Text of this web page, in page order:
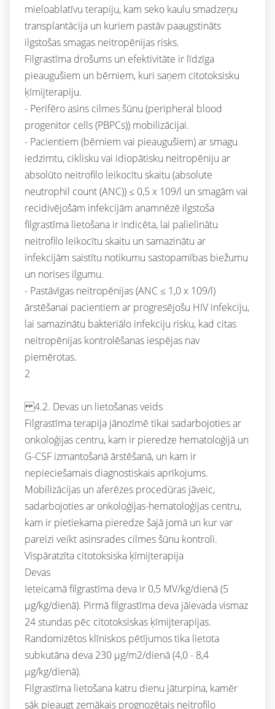
mieloablatīvu terapiju, kam seko kaulu smadzeņu
transplantācija un kuriem pastāv paaugstināts
ilgstošas smagas neitropēnijas risks.
Filgrastīma drošums un efektivitāte ir līdzīga
pieaugušiem un bērniem, kuri saņem citotoksisku
ķīmijterapiju.
- Perifēro asins cilmes šūnu (peripheral blood
progenitor cells (PBPCs)) mobilizācijai.
- Pacientiem (bērniem vai pieaugušiem) ar smagu
iedzimtu, ciklisku vai idiopātisku neitropēniju ar
absolūto neitrofilo leikocītu skaitu (absolute
neutrophil count (ANC)) ≤ 0,5 x 109/l un smagām vai
recidivējošām infekcijām anamnēzē ilgstoša
filgrastīma lietošana ir indicēta, lai palielinātu
neitrofilo leikocītu skaitu un samazinātu ar
infekcijām saistītu notikumu sastopamības biežumu
un norises ilgumu.
- Pastāvīgas neitropēnijas (ANC ≤ 1,0 x 109/l)
ārstēšanai pacientiem ar progresējošu HIV infekciju,
lai samazinātu bakteriālo infekciju risku, kad citas
neitropēnijas kontrolēšanas iespējas nav
piemērotas.
2
4.2. Devas un lietošanas veids
Filgrastīma terapija jānozīmē tikai sadarbojoties ar
onkoloģijas centru, kam ir pieredze hematoloģijā un
G-CSF izmantošanā ārstēšanā, un kam ir
nepieciešamais diagnostiskais aprīkojums.
Mobilizācijas un aferēzes procedūras jāveic,
sadarbojoties ar onkoloģijas-hematoloģijas centru,
kam ir pietiekama pieredze šajā jomā un kur var
pareizi veikt asinsrades cilmes šūnu kontroli.
Vispāratzīta citotoksiska ķīmijterapija
Devas
Ieteicamā filgrastīma deva ir 0,5 MV/kg/dienā (5
μg/kg/dienā). Pirmā filgrastīma deva jāievada vismaz
24 stundas pēc citotoksiskas ķīmijterapijas.
Randomizētos klīniskos pētījumos tika lietota
subkutāna deva 230 μg/m2/dienā (4,0 - 8,4
μg/kg/dienā).
Filgrastīma lietošana katru dienu jāturpina, kamēr
sāk pieaugt zemākais prognozētais neitrofilo